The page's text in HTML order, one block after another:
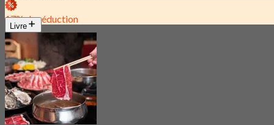
17% de réduction
Livre